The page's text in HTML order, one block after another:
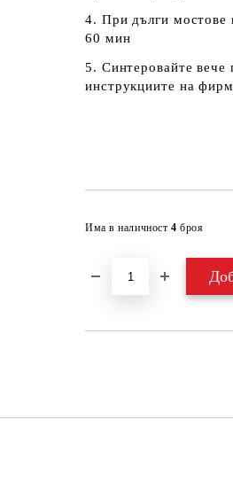
4. При дълги мостове
60 мин
5. Синтеровайте вече
инструкциите на
Има в наличност 4 броя